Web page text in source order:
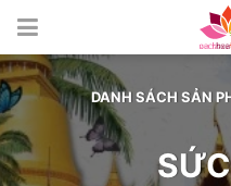
DANH SÁCH SẢN